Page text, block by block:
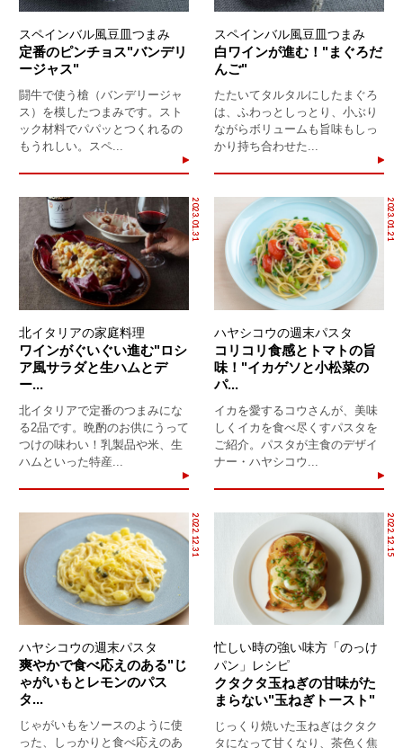
スペインバル風豆皿つまみ
定番のピンチョス"バンデリ
ージャス"
闘牛で使う槍（バンデリージャ
ス）を模したつまみです。スト
ック材料でパパッとつくれるの
もうれしい。スペ...
スペインバル風豆皿つまみ
白ワインが進む！"まぐろだ
んご"
たたいてタルタルにしたまぐろ
は、ふわっとしっとり、小ぶり
ながらボリュームも旨味もしっ
かり持ち合わせた...
2023.01.31
北イタリアの家庭料理
ワインがぐいぐい進む"ロシ
ア風サラダと生ハムとデ
ー...
北イタリアで定番のつまみにな
る2品です。晩酌のお供にうって
つけの味わい！乳製品や米、生
ハムといった特産...
2023.01.21
ハヤシコウの週末パスタ
コリコリ食感とトマトの旨
味！"イカゲソと小松菜の
パ...
イカを愛するコウさんが、美味
しくイカを食べ尽くすパスタを
ご紹介。パスタが主食のデザイ
ナー・ハヤシコウ...
2022.12.31
ハヤシコウの週末パスタ
爽やかで食べ応えのある"じ
ゃがいもとレモンのパス
タ...
じゃがいもをソースのように使
った、しっかりと食べ応えのあ
2022.12.15
忙しい時の強い味方「のっけ
パン」レシピ
クタクタ玉ねぎの甘味がた
まらない"玉ねぎトースト"
じっくり焼いた玉ねぎはクタク
タになって甘くなり、茶色く焦